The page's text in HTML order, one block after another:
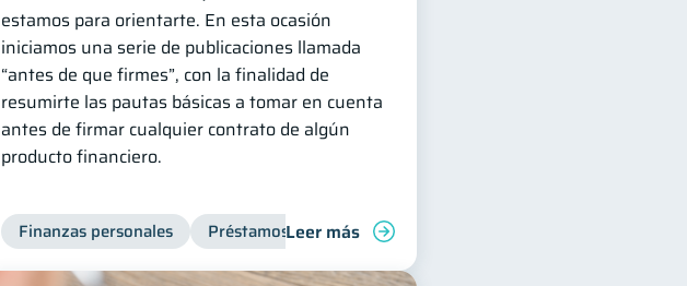
estamos para orientarte. En esta ocasión
iniciamos una serie de publicaciones llamada
“antes de que firmes”, con la finalidad de
resumirte las pautas básicas a tomar en cuenta
antes de firmar cualquier contrato de algún
producto financiero.
Finanzas personales Préstamos Entidad financiera
Leer más